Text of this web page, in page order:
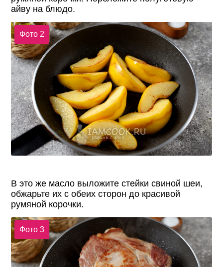
айву на блюдо.
Фото 2
В это же масло выложите стейки свиной шеи,
обжарьте их с обеих сторон до красивой
румяной корочки.
Фото 3